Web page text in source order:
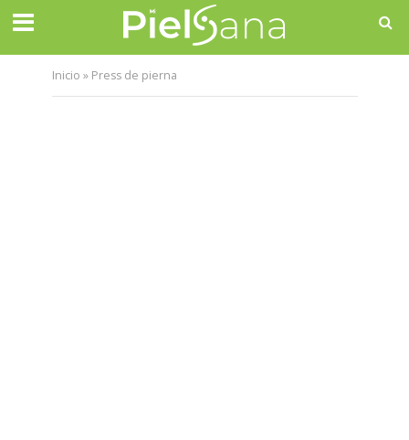
Inicio » Press de pierna